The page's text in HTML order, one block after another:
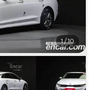
1/10